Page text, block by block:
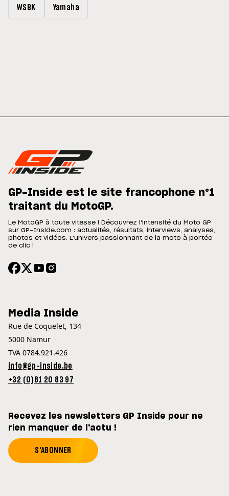
WSBK Yamaha
GP-Inside est le site francophone n°1
traitant du MotoGP.
Le MotoGP à toute vitesse ! Découvrez l'intensité du Moto GP
sur GP-Inside.com : actualités, résultats, interviews, analyses,
photos et vidéos. L'univers passionnant de la moto à portée
de clic !
Media Inside
Rue de Coquelet, 134
5000 Namur
TVA 0784.921.426
info@gp-inside.be
+32 (0)81 20 83 97
Recevez les newsletters GP Inside pour ne
rien manquer de l'actu !
S'ABONNER